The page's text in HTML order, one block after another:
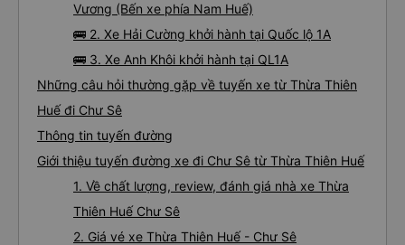
Vương (Bến xe phía Nam Huế)
🚌 2. Xe Hải Cường khởi hành tại Quốc lộ 1A
🚌 3. Xe Anh Khôi khởi hành tại QL1A
Những câu hỏi thường gặp về tuyến xe từ Thừa Thiên
Huế đi Chư Sê
Thông tin tuyến đường
Giới thiệu tuyến đường xe đi Chư Sê từ Thừa Thiên Huế
1. Về chất lượng, review, đánh giá nhà xe Thừa
Thiên Huế Chư Sê
2. Giá vé xe Thừa Thiên Huế - Chư Sê